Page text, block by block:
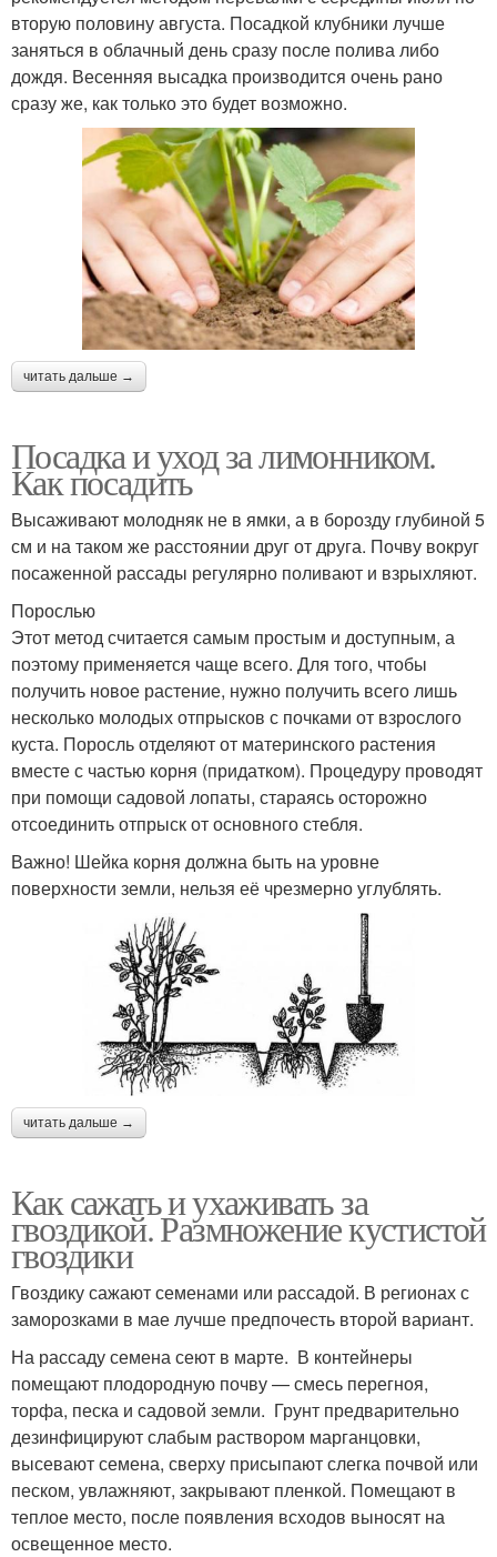
вторую половину августа. Посадкой клубники лучше
заняться в облачный день сразу после полива либо
дождя. Весенняя высадка производится очень рано
сразу же, как только это будет возможно.
читать дальше →
Посадка и уход за лимонником.
Как посадить
Высаживают молодняк не в ямки, а в борозду глубиной 5
см и на таком же расстоянии друг от друга. Почву вокруг
посаженной рассады регулярно поливают и взрыхляют.
Порослью
Этот метод считается самым простым и доступным, а
поэтому применяется чаще всего. Для того, чтобы
получить новое растение, нужно получить всего лишь
несколько молодых отпрысков с почками от взрослого
куста. Поросль отделяют от материнского растения
вместе с частью корня (придатком). Процедуру проводят
при помощи садовой лопаты, стараясь осторожно
отсоединить отпрыск от основного стебля.
Важно! Шейка корня должна быть на уровне
поверхности земли, нельзя её чрезмерно углублять.
читать дальше →
Как сажать и ухаживать за
гвоздикой. Размножение кустистой
гвоздики
Гвоздику сажают семенами или рассадой. В регионах с
заморозками в мае лучше предпочесть второй вариант.
На рассаду семена сеют в марте. В контейнеры
помещают плодородную почву — смесь перегноя,
торфа, песка и садовой земли. Грунт предварительно
дезинфицируют слабым раствором марганцовки,
высевают семена, сверху присыпают слегка почвой или
песком, увлажняют, закрывают пленкой. Помещают в
теплое место, после появления всходов выносят на
освещенное место.